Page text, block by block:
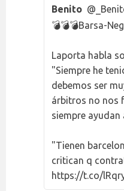
Benito
💣💣💣Barsa-
Laporta habla
"Siempre he
debemos ser
árbitros no nos
siempre
"Tienen
critican q
https://t.co/